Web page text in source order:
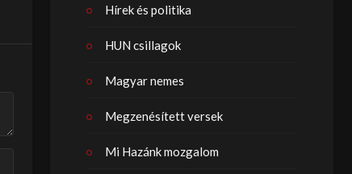
Hírek és politika
HUN csillagok
Magyar nemes
Megzenésített versek
Mi Hazánk mozgalom